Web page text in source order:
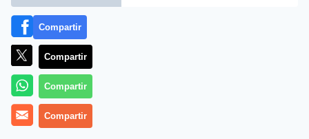
Más información
Compartir
Compartir
Compartir
Compartir